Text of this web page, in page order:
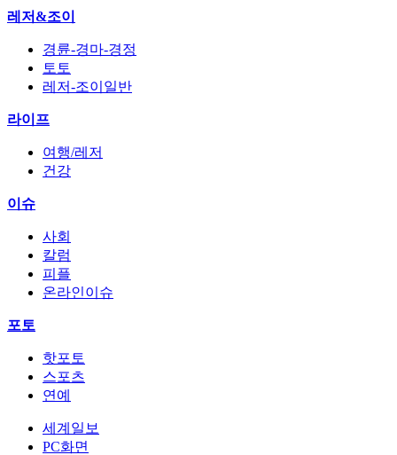
레저&조이
경륜-경마-경정
토토
레저-조이일반
라이프
여행/레저
건강
이슈
사회
칼럼
피플
온라인이슈
포토
핫포토
스포츠
연예
세계일보
PC화면